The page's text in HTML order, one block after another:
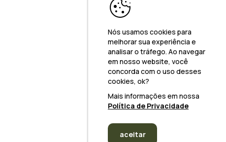
Nós usamos cookies para
melhorar sua experiência e
analisar o tráfego. Ao navegar
em nosso website, você
concorda com o uso desses
cookies, ok?
Mais informações em nossa
Política de Privacidade
aceitar